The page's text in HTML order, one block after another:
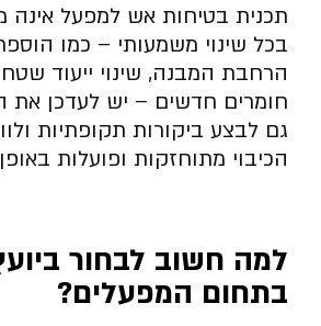
תכנית בטיחות אש למפעל אינה
בכל שינוי משמעותי – כמו
הרחבת המבנה, שינוי ייעוד
חומרים חדשים – יש לעדכן את
גם לבצע ביקורות תקופתיות
הכיבוי מתוחזקות ופועלות
למה חשוב לבחור
בתחום המפעלים?